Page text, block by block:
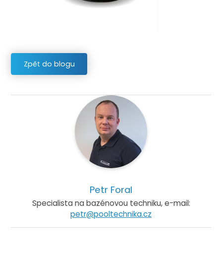
Zpět do blogu
Petr Foral
Specialista na bazénovou techniku, e-mail:
petr@pooltechnika.cz